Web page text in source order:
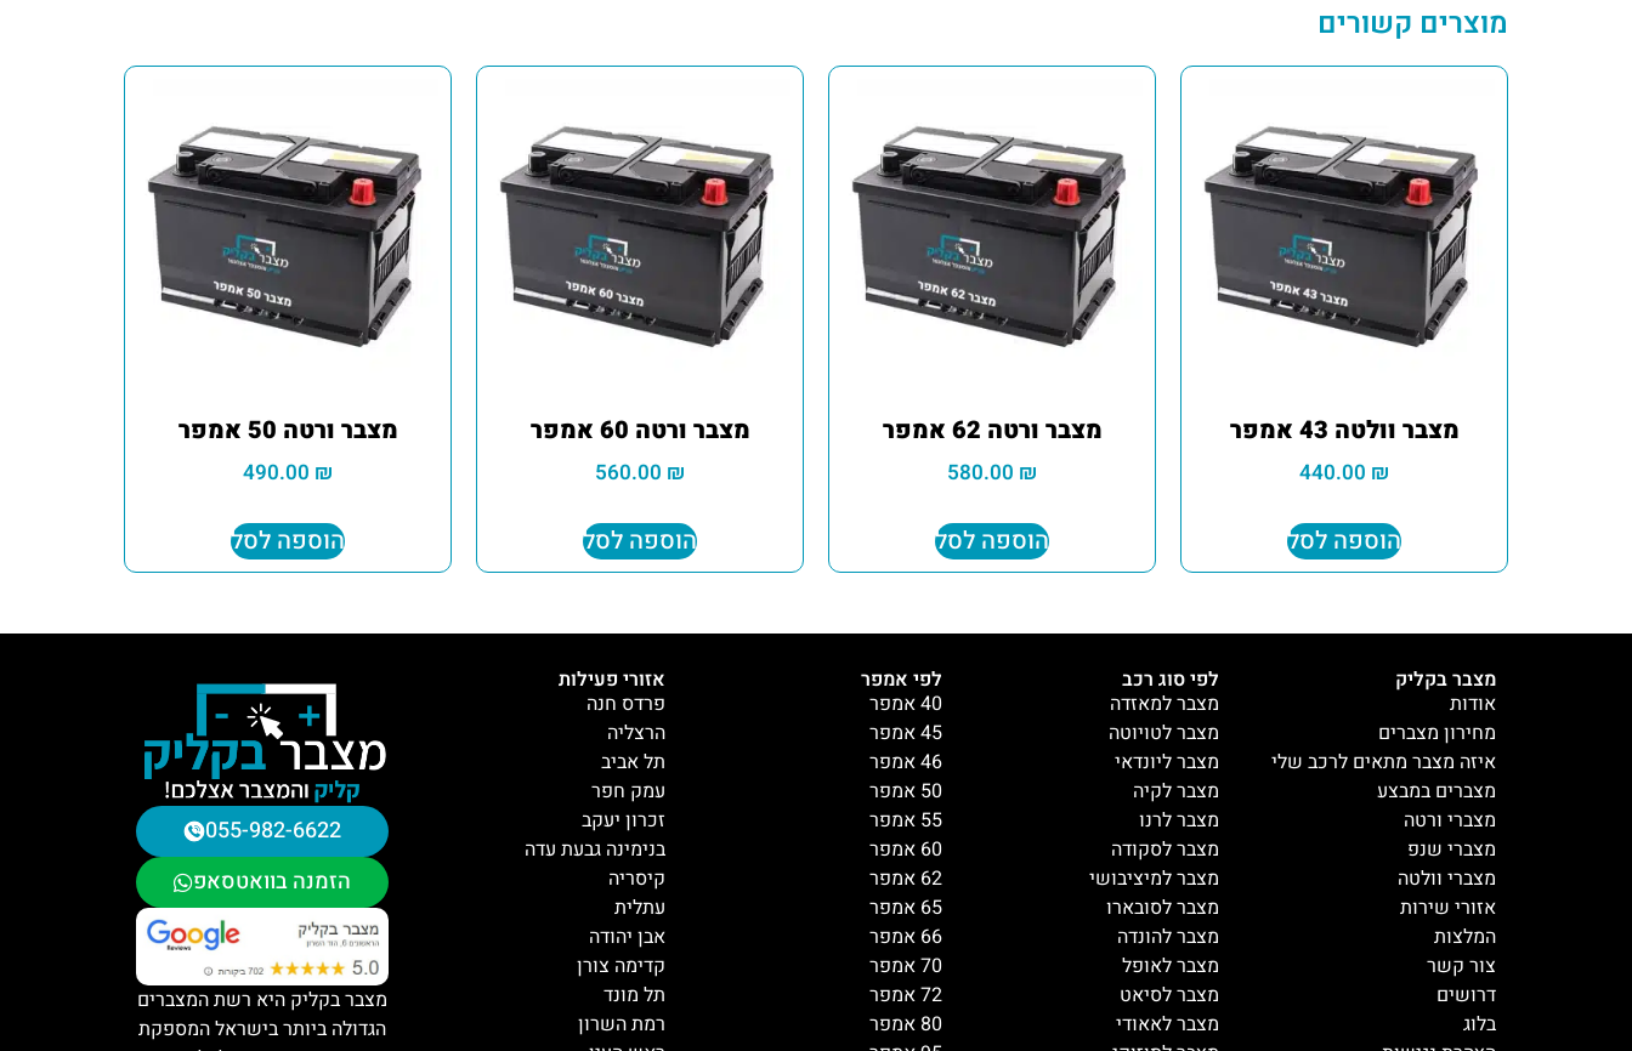
מוצרים קשורים
מצבר וולטה 43 אמפר
440.00 ₪
הוספה לסל
מצבר ורטה 62 אמפר
580.00 ₪
הוספה לסל
מצבר ורטה 60 אמפר
560.00 ₪
הוספה לסל
מצבר ורטה 50 אמפר
490.00 ₪
הוספה לסל
מצבר בקליק
אודות
מחירון מצברים
איזה מצבר מתאים לרכב שלי
מצברים במבצע
מצברי ורטה
מצברי שנפ
מצברי וולטה
אזורי שירות
המלצות
צור קשר
דרושים
בלוג
לפי סוג רכב
מצבר למאזדה
מצבר לטויוטה
מצבר ליונדאי
מצבר לקיה
מצבר לרנו
מצבר לסקודה
מצבר למיציבושי
מצבר לסובארו
מצבר להונדה
מצבר לאופל
מצבר לסיאט
מצבר לאאודי
לפי אמפר
40 אמפר
45 אמפר
46 אמפר
50 אמפר
55 אמפר
60 אמפר
62 אמפר
65 אמפר
66 אמפר
70 אמפר
72 אמפר
80 אמפר
אזורי פעילות
פרדס חנה
הרצליה
תל אביב
עמק חפר
זכרון יעקב
בנימינה גבעת עדה
קיסריה
עתלית
אבן יהודה
קדימה צורן
תל מונד
רמת השרון
055-982-6622
הזמנה בוואטסאפ
מצבר בקליק היא רשת המצברים
הגדולה ביותר בישראל המספקת